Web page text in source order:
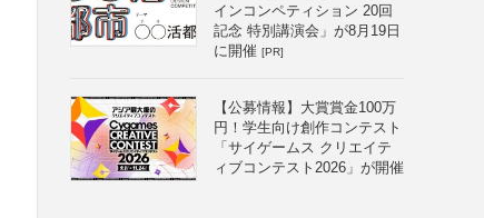
インコンペティション 20回
記念 特別講演会」が8月19日
に開催 [PR]
【公募情報】大賞賞金100万
円！学生向け創作コンテスト
「サイゲームス クリエイテ
ィブコンテスト2026」が開催